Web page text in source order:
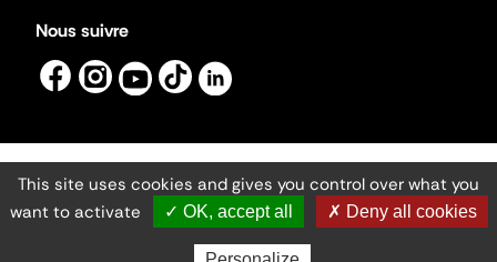
Nous suivre
Mentions légales
Gestion des cookies
Accessibilité numérique
Ministère de la Culture ©2026
- Cité de l'architecture et du patrimoine
This site uses cookies and gives you control over what you
want to activate
✓ OK, accept all ✗ Deny all cookies